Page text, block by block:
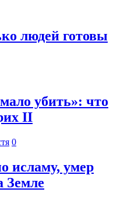
людей готовы
убить»: что
II
0
исламу, умер
Земле